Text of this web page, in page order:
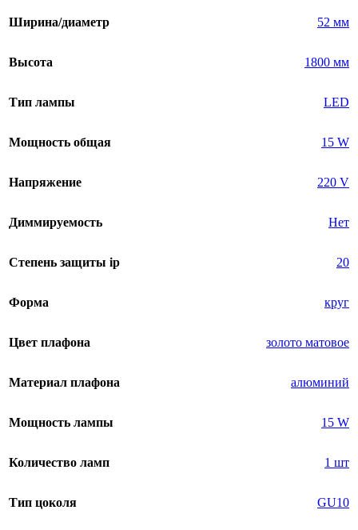
Ширина/диаметр 52 мм
Высота 1800 мм
Тип лампы LED
Мощность общая 15 W
Напряжение 220 V
Диммируемость Нет
Степень защиты ip 20
Форма круг
Цвет плафона золото матовое
Материал плафона алюминий
Мощность лампы 15 W
Количество ламп 1 шт
Тип цоколя GU10